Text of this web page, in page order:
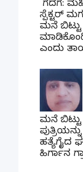
ಗದಗ​:
ಸ್ಪೆಕ್ಟರ್​
ಮನೆ
ಎಂದು
ಮನೆ ಬಿಟ್ಟು
ಹತ್ಯೆಗೈದ
ಹಿರ್ಗಾನ